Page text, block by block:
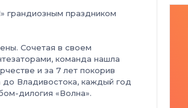
грандиозным праздником
Сочетая в своем
команда нашла
и за 7 лет покорив
Владивостока, каждый год
дилогия «Волна».